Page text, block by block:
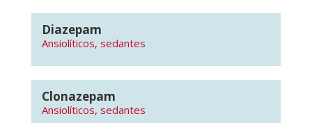
Diazepam
Ansiolíticos, sedantes
Clonazepam
Ansiolíticos, sedantes